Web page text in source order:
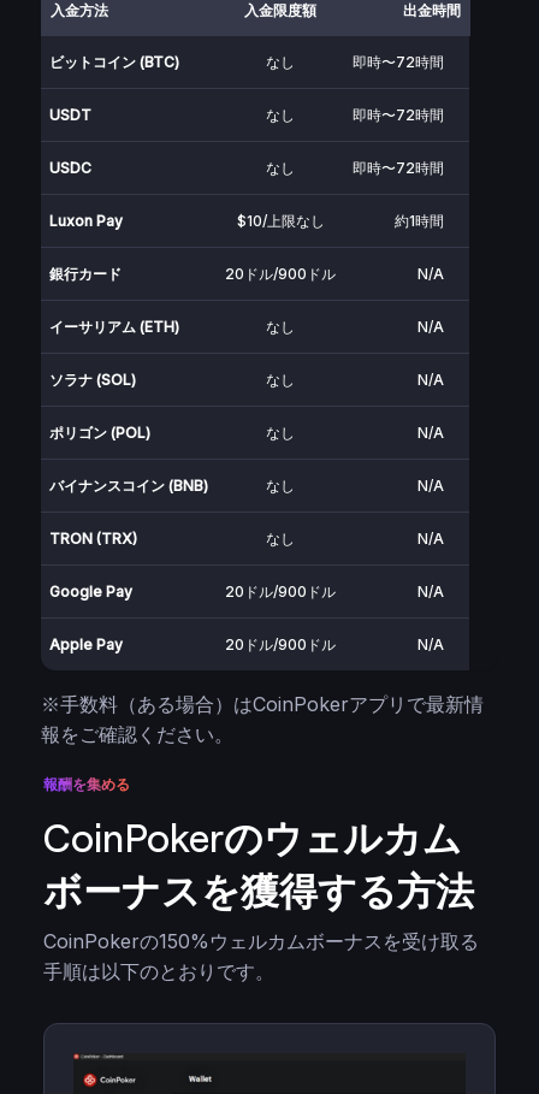
入金方法 入金限度額 出金時間
ビットコイン (BTC) なし 即時〜72時間
USDT なし 即時〜72時間
USDC なし 即時〜72時間
Luxon Pay $10/上限なし 約1時間
銀行カード 20ドル/900ドル N/A
イーサリアム (ETH) なし N/A
ソラナ (SOL) なし N/A
ポリゴン (POL) なし N/A
バイナンスコイン (BNB) なし N/A
TRON (TRX) なし N/A
Google Pay 20ドル/900ドル N/A
Apple Pay 20ドル/900ドル N/A
※手数料（ある場合）はCoinPokerアプリで最新情
報をご確認ください。
報酬を集める
CoinPokerのウェルカム
ボーナスを獲得する方法
CoinPokerの150%ウェルカムボーナスを受け取る
手順は以下のとおりです。